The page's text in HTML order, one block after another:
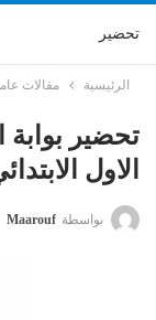
تحضير
الرئيسية مقالات
تحضير
الاول
بواسطة Maarouf